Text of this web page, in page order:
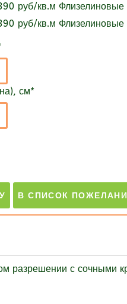
руб/кв.м
руб/кв.м
см*
разрешении с сочными